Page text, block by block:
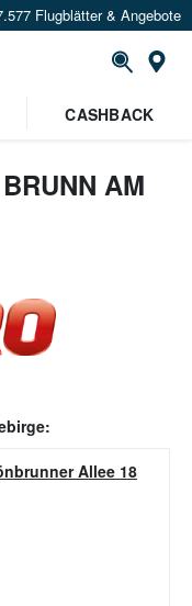
Flugblätter & Angebote
CASHBACK
AM
:
Allee 18